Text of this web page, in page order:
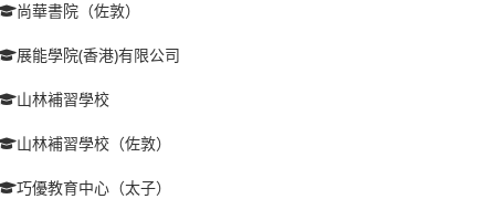
尚華書院（佐敦）
展能學院(香港)有限公司
山林補習學校
山林補習學校（佐敦）
巧優教育中心（太子）